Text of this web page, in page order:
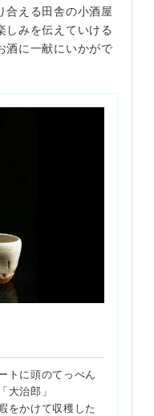
合える田舎の小酒屋
しみを伝えていける
酒に一献にいかがで
トに頭のてっぺん
大治郎」
をかけて収穫した